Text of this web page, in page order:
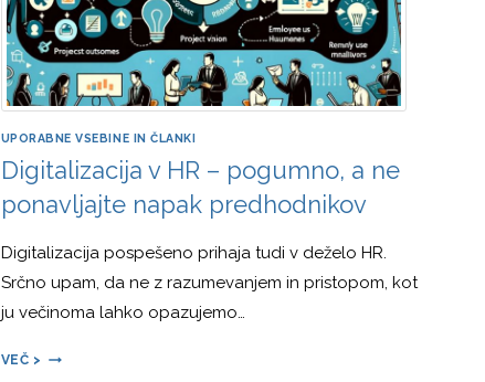
UPORABNE VSEBINE IN ČLANKI
Digitalizacija v HR – pogumno, a ne
ponavljajte napak predhodnikov
Digitalizacija pospešeno prihaja tudi v deželo HR.
Srčno upam, da ne z razumevanjem in pristopom, kot
ju večinoma lahko opazujemo…
VEČ > DIGITALIZACIJA